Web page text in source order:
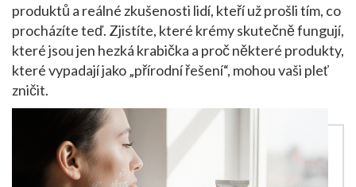
produktů a reálné zkušenosti lidí, kteří už prošli tím, co
procházíte teď. Zjistíte, které krémy skutečně fungují,
které jsou jen hezká krabička a proč některé produkty,
které vypadají jako „přírodní řešení“, mohou vaši pleť
zničit.